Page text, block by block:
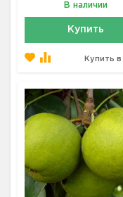
В наличии
Купить
Купить в